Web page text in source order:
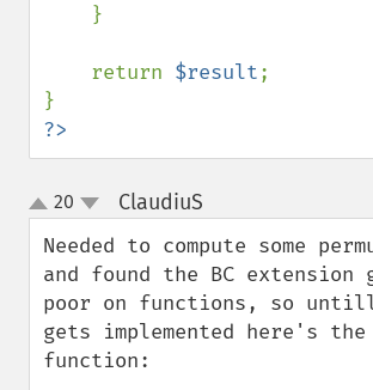
    return
$result;
?>
up
down
20 ClaudiuS
Needed to compute some
and found the BC extension
poor on functions, so
gets implemented here's
function: